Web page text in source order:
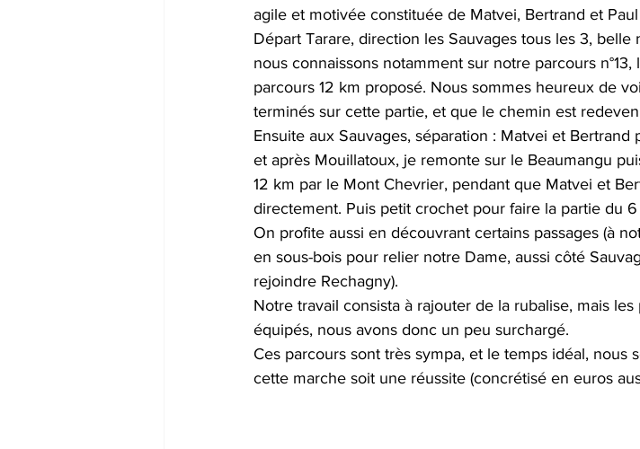
agile et motivée constituée de Matvei, Bertrand et
Départ Tarare, direction les Sauvages tous les 3,
nous connaissons notamment sur notre parcours
parcours 12 km proposé. Nous sommes heureux de
terminés sur cette partie, et que le chemin est
Ensuite aux Sauvages, séparation : Matvei et Bertrand
et après Mouillatoux, je remonte sur le Beaumangu
12 km par le Mont Chevrier, pendant que Matvei et
directement. Puis petit crochet pour faire la partie du
On profite aussi en découvrant certains passages (à
en sous-bois pour relier notre Dame, aussi côté
rejoindre Rechagny).
Notre travail consista à rajouter de la rubalise, mais
équipés, nous avons donc un peu surchargé.
Ces parcours sont très sympa, et le temps idéal, nous
cette marche soit une réussite (concrétisé en euros